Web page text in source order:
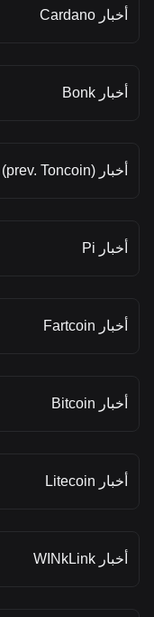
أخبار Cardano
أخبار Bonk
أخبار Gram (prev. Toncoin)
أخبار Pi
أخبار Fartcoin
أخبار Bitcoin
أخبار Litecoin
أخبار WINkLink